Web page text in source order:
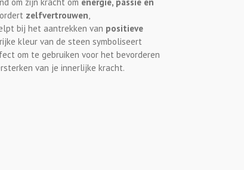
om zijn kracht om energie, passie en
zelfvertrouwen,
bij het aantrekken van positieve
kleur van de steen symboliseert
om te gebruiken voor het bevorderen
van je innerlijke kracht.